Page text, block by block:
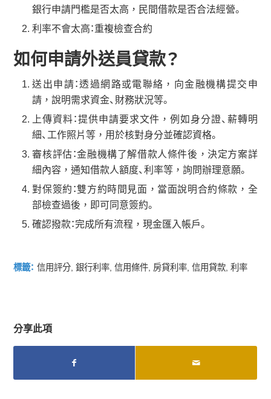
銀行申請門檻是否太高，民間借款是否合法經營。
利率不會太高：重複檢查合約
如何申請外送員貸款？
送出申請：透過網路或電聯絡，向金融機構提交申
請，說明需求資金、財務狀況等。
上傳資料：提供申請要求文件，例如身分證、薪轉明
細、工作照片等，用於核對身分並確認資格。
審核評估：金融機構了解借款人條件後，決定方案詳
細內容，通知借款人額度、利率等，詢問辦理意願。
對保簽約：雙方約時間見面，當面說明合約條款，全
部檢查過後，即可同意簽約。
確認撥款：完成所有流程，現金匯入帳戶。
標籤： 信用評分 ,銀行利率 ,信用條件 房貸利率 ,信用貸款 ,利率
分享此項